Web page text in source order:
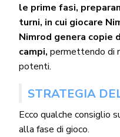
le prime fasi,
turni, in cui giocare
Nimrod genera
campi, permettendo di
potenti.
STRATEGIA
Ecco qualche consiglio
alla fase di gioco.